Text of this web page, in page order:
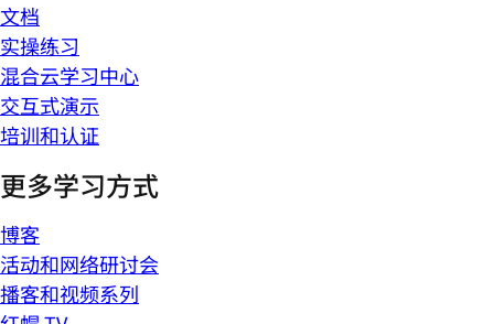
文档
实操练习
混合云学习中心
交互式演示
培训和认证
更多学习方式
博客
活动和网络研讨会
播客和视频系列